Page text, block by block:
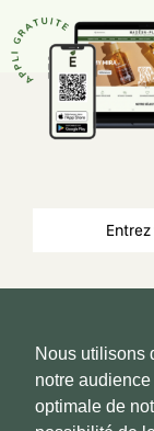
Nous utilisons
notre
optimale de
Copyright 2026 ©